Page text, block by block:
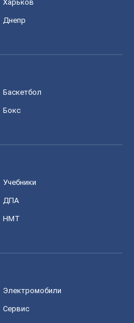
Харьков
Днепр
Баскетбол
Бокс
Учебники
ДПА
НМТ
Электромобили
Сервис